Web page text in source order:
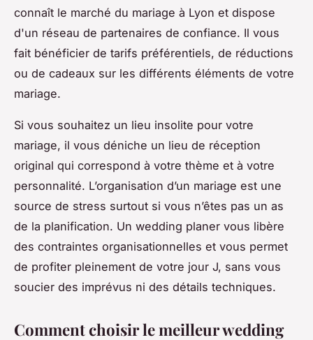
connaît le marché du mariage à Lyon et dispose
d'un réseau de partenaires de confiance. Il vous
fait bénéficier de tarifs préférentiels, de réductions
ou de cadeaux sur les différents éléments de votre
mariage.
Si vous souhaitez un lieu insolite pour votre
mariage, il vous déniche un lieu de réception
original qui correspond à votre thème et à votre
personnalité. L’organisation d’un mariage est une
source de stress surtout si vous n’êtes pas un as
de la planification. Un wedding planer vous libère
des contraintes organisationnelles et vous permet
de profiter pleinement de votre jour J, sans vous
soucier des imprévus ni des détails techniques.
Comment choisir le meilleur wedding